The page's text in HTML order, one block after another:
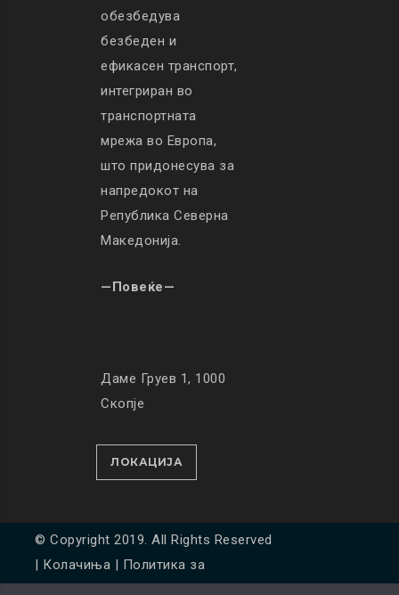
обезбедува
безбеден и
ефикасен транспорт,
интегриран во
транспортната
мрежа во Европа,
што придонесува за
напредокот на
Република Северна
Македонија.
—Повеќе—
Даме Груев 1, 1000
Скопје
ЛОКАЦИЈА
© Copyright 2019. All Rights Reserved
Колачиња
Политика за